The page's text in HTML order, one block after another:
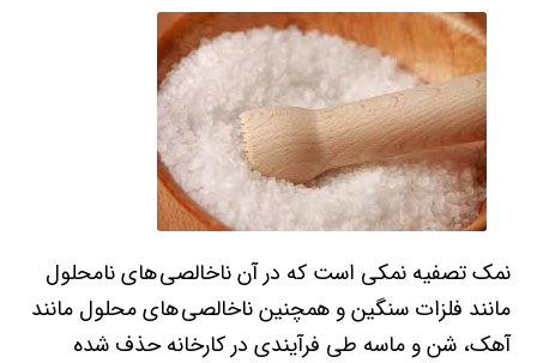
نمک تصفیه نمکی است که در آن ناخالصی های نامحلول
مانند فلزات سنگین و همچنین ناخالصی های محلول مانند
آهک، شن و ماسه طی فرآیندی در کارخانه حذف شده